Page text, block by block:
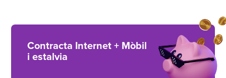
Contracta Internet + Mòbil
i estalvia